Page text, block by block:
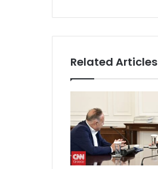
Related Articles